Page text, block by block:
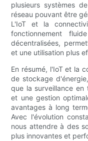
plusieurs systèmes
réseau pouvant être
L'IoT et la
fonctionnement
décentralisées,
et une utilisation plus
En résumé, l'IoT et la
de stockage
que la surveillance en
et une gestion
avantages à long
Avec l'évolution
nous attendre à des
plus innovantes et